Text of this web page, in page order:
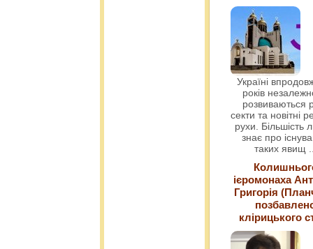
Україні
років
розвиваються
секти та новітні
рухи. Більшість
знає про
таких явищ
ієромонаха
Григорія
клірицького